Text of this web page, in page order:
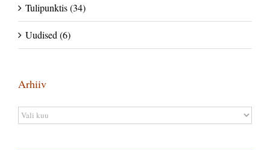
Tulipunktis (34)
Uudised (6)
Arhiiv
Arhiiv